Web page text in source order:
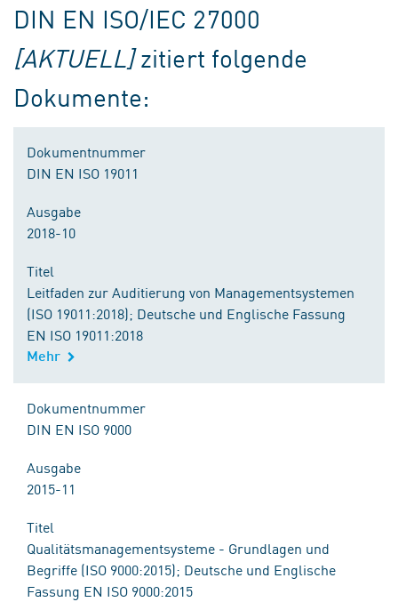
DIN EN ISO/IEC 27000
[AKTUELL]zitiert folgende
Dokumente:
Dokumentnummer
DIN EN ISO 19011
Ausgabe
2018-10
Titel
Leitfaden zur Auditierung von Managementsystemen
(ISO 19011:2018); Deutsche und Englische Fassung
EN ISO 19011:2018
Mehr
Dokumentnummer
DIN EN ISO 9000
Ausgabe
2015-11
Titel
Qualitätsmanagementsysteme - Grundlagen und
Begriffe (ISO 9000:2015); Deutsche und Englische
Fassung EN ISO 9000:2015